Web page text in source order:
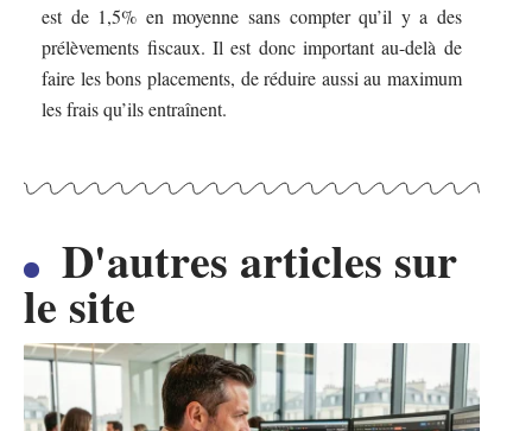
est de 1,5% en moyenne sans compter qu’il y a des
prélèvements fiscaux. Il est donc important au-delà de
faire les bons placements, de réduire aussi au maximum
les frais qu’ils entraînent.
D'autres articles sur
le site